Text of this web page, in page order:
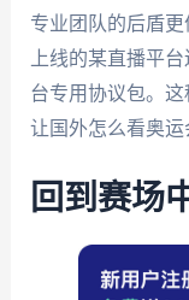
专业团队的后盾
上线的某直播平
台专用协议包。这
让国外怎么看奥运
回到赛场